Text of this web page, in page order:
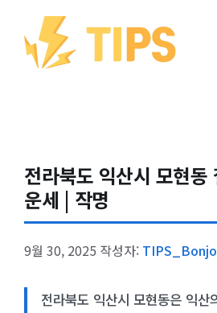
건너뛰기
전라북도 익산시 모현동
운세 | 작명
9월 30, 2025 작성자:
전라북도 익산시 모현동은 익산